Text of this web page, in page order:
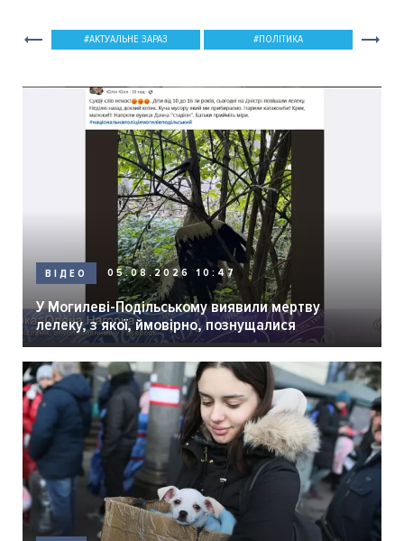
АКТУАЛЬНЕ ЗАРАЗ ПОЛІТИКА
ВІДЕО 05.08.2026 10:47
У Могилеві-Подільському виявили мертву
лелеку, з якої, ймовірно, познущалися